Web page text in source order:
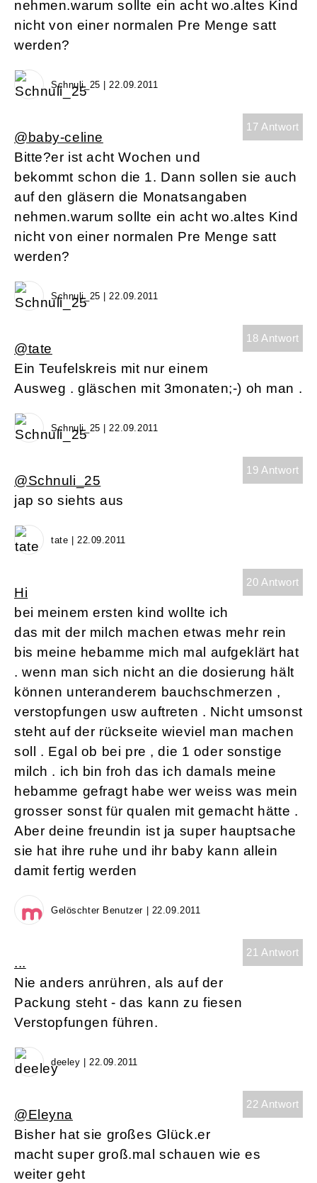
nehmen.warum sollte ein acht wo.altes Kind
nicht von einer normalen Pre Menge satt
werden?
Schnuli_25 | 22.09.2011
17 Antwort
@baby-celine
Bitte?er ist acht Wochen und
bekommt schon die 1. Dann sollen sie auch
auf den gläsern die Monatsangaben
nehmen.warum sollte ein acht wo.altes Kind
nicht von einer normalen Pre Menge satt
werden?
Schnuli_25 | 22.09.2011
18 Antwort
@tate
Ein Teufelskreis mit nur einem
Ausweg . gläschen mit 3monaten;-) oh man .
Schnuli_25 | 22.09.2011
19 Antwort
@Schnuli_25
jap so siehts aus
tate | 22.09.2011
20 Antwort
Hi
bei meinem ersten kind wollte ich
das mit der milch machen etwas mehr rein
bis meine hebamme mich mal aufgeklärt hat
. wenn man sich nicht an die dosierung hält
können unteranderem bauchschmerzen ,
verstopfungen usw auftreten . Nicht umsonst
steht auf der rückseite wieviel man machen
soll . Egal ob bei pre , die 1 oder sonstige
milch . ich bin froh das ich damals meine
hebamme gefragt habe wer weiss was mein
grosser sonst für qualen mit gemacht hätte .
Aber deine freundin ist ja super hauptsache
sie hat ihre ruhe und ihr baby kann allein
damit fertig werden
Gelöschter Benutzer | 22.09.2011
21 Antwort
...
Nie anders anrühren, als auf der
Packung steht - das kann zu fiesen
Verstopfungen führen.
deeley | 22.09.2011
22 Antwort
@Eleyna
Bisher hat sie großes Glück.er
macht super groß.mal schauen wie es
weiter geht